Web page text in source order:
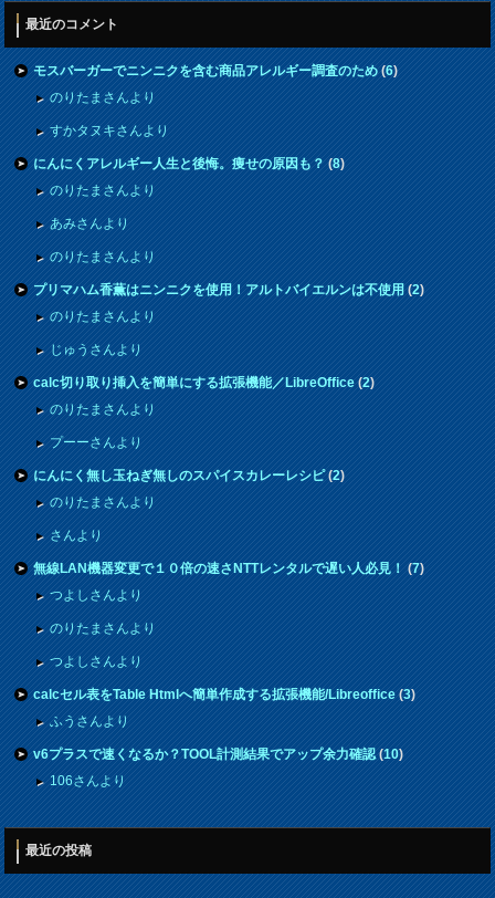
最近のコメント
モスバーガーでニンニクを含む商品アレルギー調査のため(6)
のりたまさんより
すかタヌキさんより
にんにくアレルギー人生と後悔。痩せの原因も？(8)
のりたまさんより
あみさんより
のりたまさんより
プリマハム香薫はニンニクを使用！アルトバイエルンは不使用(2)
のりたまさんより
じゅうさんより
calc切り取り挿入を簡単にする拡張機能／LibreOffice(2)
のりたまさんより
プーーさんより
にんにく無し玉ねぎ無しのスパイスカレーレシピ(2)
のりたまさんより
さんより
無線LAN機器変更で１０倍の速さNTTレンタルで遅い人必見！(7)
つよしさんより
のりたまさんより
つよしさんより
calcセル表をTable Htmlへ簡単作成する拡張機能/Libreoffice(3)
ふうさんより
v6プラスで速くなるか？TOOL計測結果でアップ余力確認(10)
106さんより
最近の投稿